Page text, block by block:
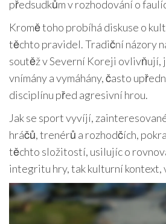
předsudkům v rozhodování o
Kromě toho probíhá diskuse o
těchto pravidel. Tradiční názory
soutěž v Severní Koreji ovlivňují,
vnímány a vymáhány, často
disciplínu před agresivní hrou.
Jak se sport vyvíjí,
hráčů, trenérů a rozhodčích,
těchto složitostí, usilujíc o
integritu hry, tak kulturní kontext,